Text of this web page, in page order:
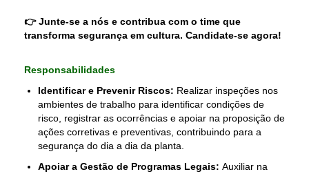
👉 Junte-se a nós e contribua com o time que
transforma segurança em cultura. Candidate-se agora!
Responsabilidades
Identificar e Prevenir Riscos: Realizar inspeções nos
ambientes de trabalho para identificar condições de
risco, registrar as ocorrências e apoiar na proposição de
ações corretivas e preventivas, contribuindo para a
segurança do dia a dia da planta.
Apoiar a Gestão de Programas Legais: Auxiliar na